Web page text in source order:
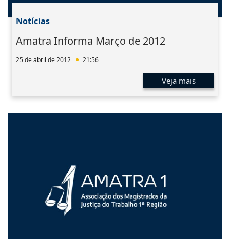
Notícias
Amatra Informa Março de 2012
25 de abril de 2012 21:56
Veja mais